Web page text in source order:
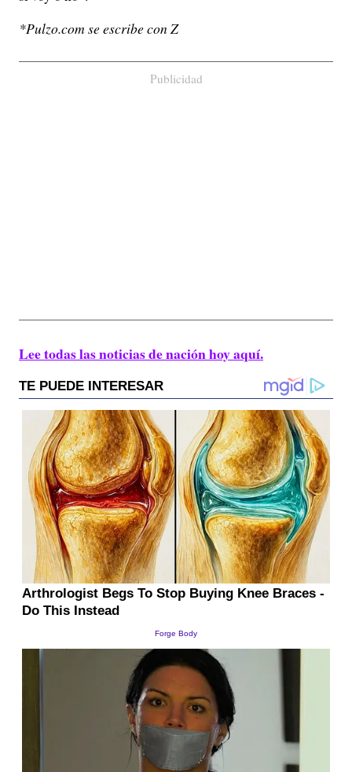
*Pulzo.com se escribe con Z
Publicidad
Lee todas las noticias de nación hoy aquí.